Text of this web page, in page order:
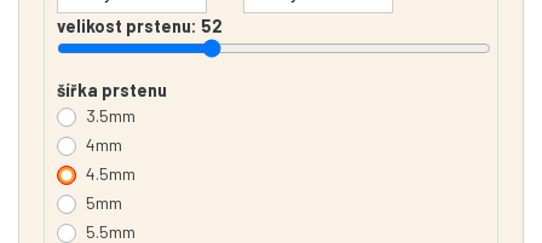
velikost prstenu: 52
šířka prstenu
3.5mm
4mm
4.5mm
5mm
5.5mm